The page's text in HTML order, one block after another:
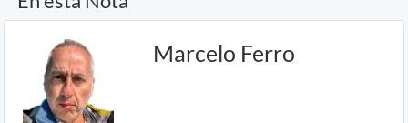
Marcelo Ferro